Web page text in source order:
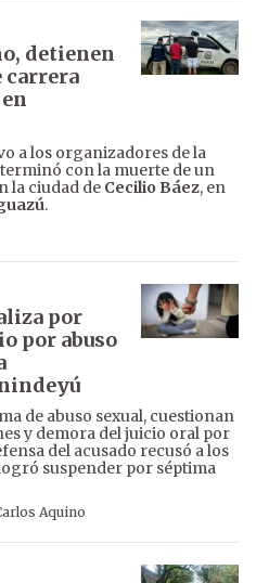
detienen
carrera
a los organizadores de la
con la muerte de un
la ciudad de Cecilio Báez, en
.
por
por abuso
de abuso sexual, cuestionan
y demora del juicio oral por
del acusado recusó a los
suspender por séptima
Aquino